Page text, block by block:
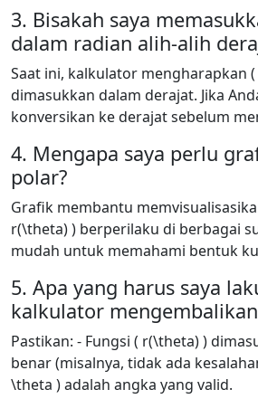
3. Bisakah saya
dalam radian alih-alih
Saat ini, kalkulator mengharapkan
dimasukkan dalam derajat. Jika
konversikan ke derajat sebelum
4. Mengapa saya perlu
polar?
Grafik membantu
r(\theta) ) berperilaku di berbagai
mudah untuk memahami bentuk
5. Apa yang harus saya
kalkulator
Pastikan: - Fungsi ( r(\theta) )
benar (misalnya, tidak ada
\theta ) adalah angka yang valid.